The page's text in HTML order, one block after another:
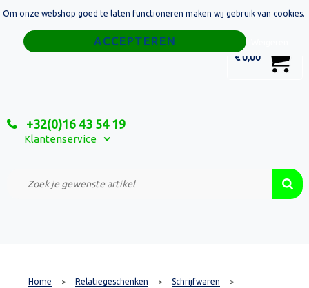
€ 0,00
+32(0)16 43 54 19
Klantenservice
Home
Relatiegeschenken
Custom Made Projecten
Home > Relatiegeschenken > Schrijfwaren >
Om onze webshop goed te laten functioneren maken wij gebruik van cookies.